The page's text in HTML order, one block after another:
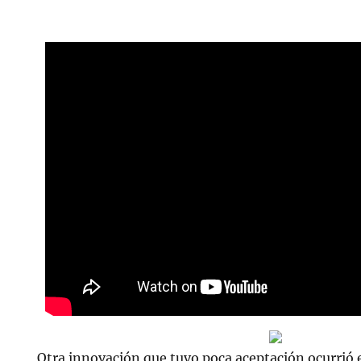
Otra innovación que tuvo poca aceptación ocurrió